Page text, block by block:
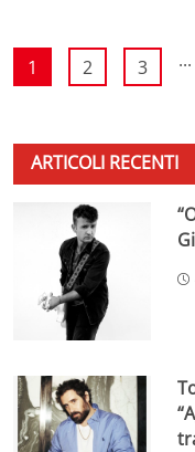
1 2 3 ...
ARTICOLI RECENTI